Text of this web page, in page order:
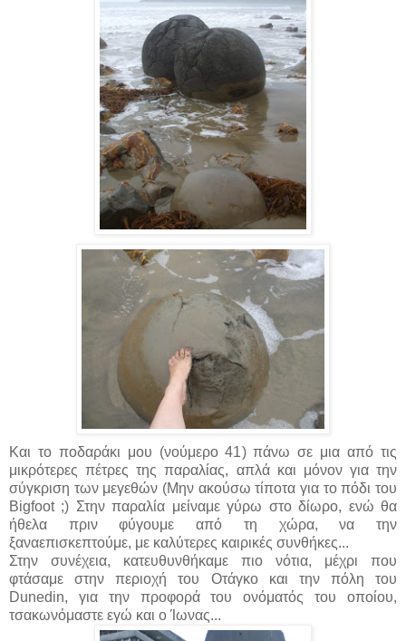
Και το ποδαράκι μου (νούμερο 41) πάνω σε μια από τις
μικρότερες πέτρες της παραλίας, απλά και μόνον για την
σύγκριση των μεγεθών (Μην ακούσω τίποτα για το πόδι του
Bigfoot ;) Στην παραλία μείναμε γύρω στο δίωρο, ενώ θα
ήθελα πριν φύγουμε από τη χώρα, να την
ξαναεπισκεπτούμε, με καλύτερες καιρικές συνθήκες...
Στην συνέχεια, κατευθυνθήκαμε πιο νότια, μέχρι που
φτάσαμε στην περιοχή του Οτάγκο και την πόλη του
Dunedin, για την προφορά του ονόματός του οποίου,
τσακωνόμαστε εγώ και ο Ίωνας...